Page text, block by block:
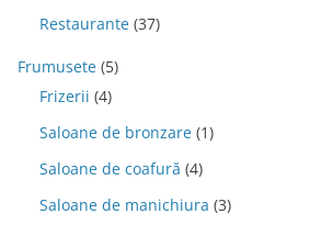
Restaurante (37)
Frumusete (5)
Frizerii (4)
Saloane de bronzare (1)
Saloane de coafură (4)
Saloane de manichiura (3)